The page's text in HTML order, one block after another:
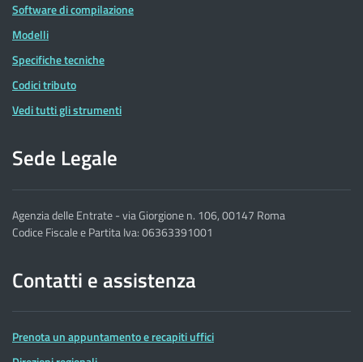
Software di compilazione
Modelli
Specifiche tecniche
Codici tributo
Vedi tutti gli strumenti
Sede Legale
Agenzia delle Entrate - via Giorgione n. 106, 00147 Roma
Codice Fiscale e Partita Iva: 06363391001
Contatti e assistenza
Prenota un appuntamento e recapiti uffici